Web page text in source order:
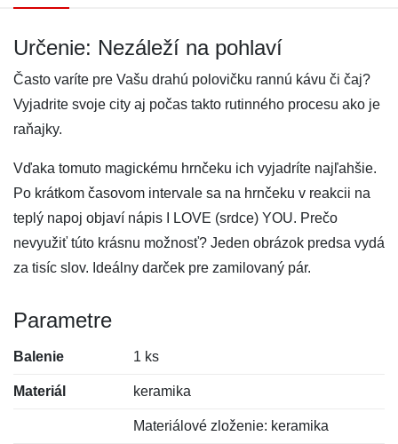
Určenie: Nezáleží na pohlaví
Často varíte pre Vašu drahú polovičku rannú kávu či čaj?
Vyjadrite svoje city aj počas takto rutinného procesu ako je
raňajky.
Vďaka tomuto magickému hrnčeku ich vyjadríte najľahšie.
Po krátkom časovom intervale sa na hrnčeku v reakcii na
teplý napoj objaví nápis I LOVE (srdce) YOU. Prečo
nevyužiť túto krásnu možnosť? Jeden obrázok predsa vydá
za tisíc slov. Ideálny darček pre zamilovaný pár.
Parametre
Balenie 1 ks
Materiál keramika
Materiálové zloženie: keramika